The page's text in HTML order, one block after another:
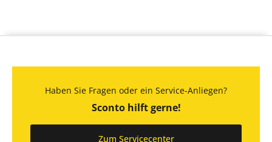
Haben Sie Fragen oder ein Service-Anliegen?
Sconto hilft gerne!
Zum Servicecenter